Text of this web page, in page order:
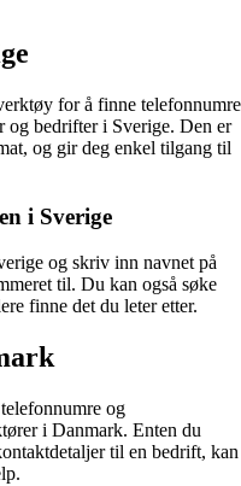
for å finne telefonnumre
og bedrifter i Sverige. Den er
og gir deg enkel tilgang til
i Sverige
og skriv inn navnet på
til. Du kan også søke
finne det du leter etter.
og
i Danmark. Enten du
til en bedrift, kan